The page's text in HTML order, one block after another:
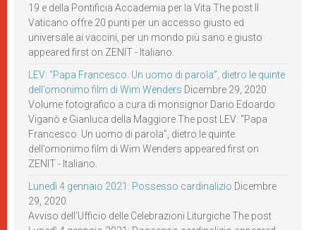
19 e della Pontificia Accademia per la Vita The post Il
Vaticano offre 20 punti per un accesso giusto ed
universale ai vaccini, per un mondo più sano e giusto
appeared first on ZENIT - Italiano.
LEV: “Papa Francesco. Un uomo di parola”, dietro le quinte
dell’omonimo film di Wim Wenders Dicembre 29, 2020
Volume fotografico a cura di monsignor Dario Edoardo
Viganò e Gianluca della Maggiore The post LEV: “Papa
Francesco. Un uomo di parola”, dietro le quinte
dell’omonimo film di Wim Wenders appeared first on
ZENIT - Italiano.
Lunedì 4 gennaio 2021: Possesso cardinalizio Dicembre
29, 2020
Avviso dell’Ufficio delle Celebrazioni Liturgiche The post